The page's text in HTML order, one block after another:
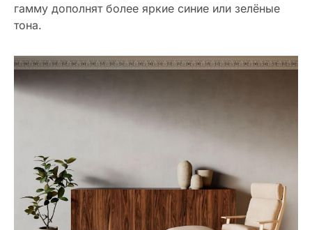
гамму дополнят более яркие синие или зелёные
тона.